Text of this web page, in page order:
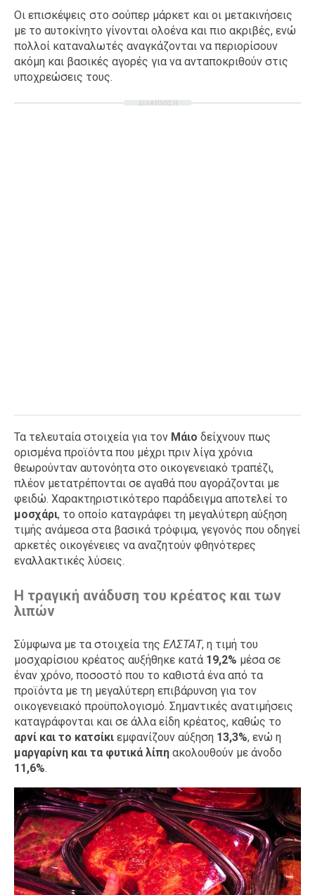
Σχέσεις
AGENDA
Οι επισκέψεις στο σούπερ μάρκετ και οι μετακινήσεις
με το αυτοκίνητο γίνονται ολοένα και πιο ακριβές, ενώ
πολλοί καταναλωτές αναγκάζονται να περιορίσουν
ακόμη και βασικές αγορές για να ανταποκριθούν στις
υποχρεώσεις τους.
ΔΙΑΦΗΜΙΣΗ
Τα τελευταία στοιχεία για τον Μάιο δείχνουν πως
ορισμένα προϊόντα που μέχρι πριν λίγα χρόνια
θεωρούνταν αυτονόητα στο οικογενειακό τραπέζι,
πλέον μετατρέπονται σε αγαθά που αγοράζονται με
φειδώ. Χαρακτηριστικότερο παράδειγμα αποτελεί το
μοσχάρι, το οποίο καταγράφει τη μεγαλύτερη αύξηση
τιμής ανάμεσα στα βασικά τρόφιμα, γεγονός που οδηγεί
αρκετές οικογένειες να αναζητούν φθηνότερες
εναλλακτικές λύσεις.
Η τραγική ανάδυση του κρέατος και των
λιπών
Σύμφωνα με τα στοιχεία της ΕΛΣΤΑΤ, η τιμή του
μοσχαρίσιου κρέατος αυξήθηκε κατά 19,2% μέσα σε
έναν χρόνο, ποσοστό που το καθιστά ένα από τα
προϊόντα με τη μεγαλύτερη επιβάρυνση για τον
οικογενειακό προϋπολογισμό. Σημαντικές ανατιμήσεις
καταγράφονται και σε άλλα είδη κρέατος, καθώς το
αρνί και το κατσίκι εμφανίζουν αύξηση 13,3%, ενώ η
μαργαρίνη και τα φυτικά λίπη ακολουθούν με άνοδο
11,6%.